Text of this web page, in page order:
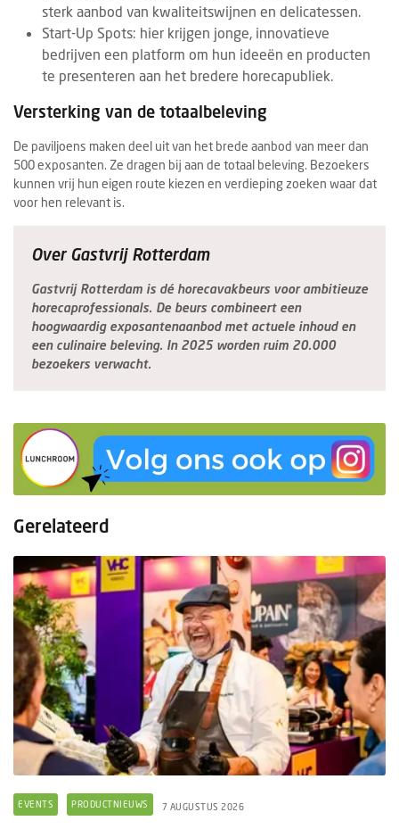
sterk aanbod van kwaliteitswijnen en delicatessen.
Start-Up Spots: hier krijgen jonge, innovatieve
bedrijven een platform om hun ideeën en producten
te presenteren aan het bredere horecapubliek.
Versterking van de totaalbeleving
De paviljoens maken deel uit van het brede aanbod van meer dan
500 exposanten. Ze dragen bij aan de totaal beleving. Bezoekers
kunnen vrij hun eigen route kiezen en verdieping zoeken waar dat
voor hen relevant is.
Over Gastvrij Rotterdam
Gastvrij Rotterdam is dé horecavakbeurs voor ambitieuze
horecaprofessionals. De beurs combineert een
hoogwaardig exposantenaanbod met actuele inhoud en
een culinaire beleving. In 2025 worden ruim 20.000
bezoekers verwacht.
Gerelateerd
EVENTS PRODUCTNIEUWS 7 AUGUSTUS 2026